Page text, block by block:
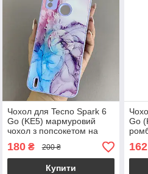
Чохол для Tecno Spark 6
Go (KE5) мармуровий
чохол з попсокетом на
телефон техно спарк 6 го
бузковий o5u
180₴ 200 ₴
Купити
Go
го
162